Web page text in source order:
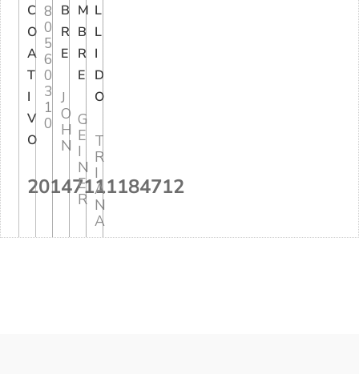
C
O
A
T
I
V
O
20147111184712
8
0
5
6
0
3
1
0
B
R
E
J
O
H
N
M
B
R
E
G
E
I
N
E
R
L
L
I
D
O
T
R
I
A
N
A